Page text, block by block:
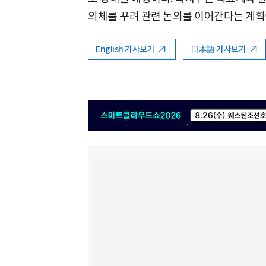
의체를 꾸려 관련 논의를 이어간다는 계
English 기사보기 日本語 기사보기